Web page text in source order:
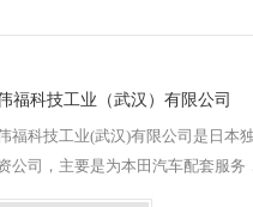
司承接武汉万达广场菱...
福科技工业（武汉）有限公司
福科技工业(武汉)有限公司是日本
公司，主要是为本田汽车配套服务
峰物业保洁公司自伟福科技工业公